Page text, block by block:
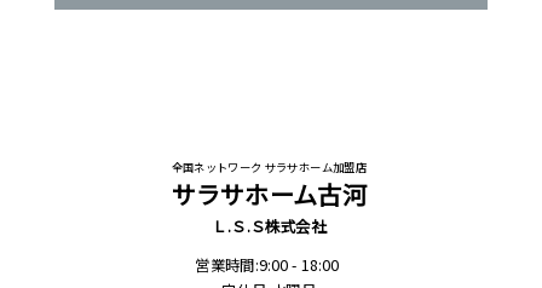
全国ネットワーク サラサホーム加盟店
サラサホーム古河
Ｌ.Ｓ.Ｓ株式会社
営業時間:9:00 - 18:00